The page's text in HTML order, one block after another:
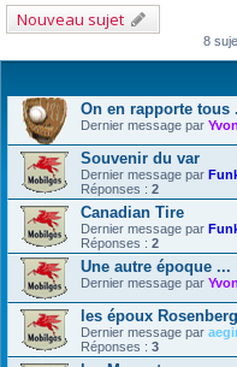
Nouveau sujet
8
On en rapporte tous
Dernier message par Yvon
Souvenir du var
Dernier message par
Réponses : 2
Canadian Tire
Dernier message par
Réponses : 2
Une autre époque ...
Dernier message par Yvon
les époux
Dernier message par
Réponses : 3